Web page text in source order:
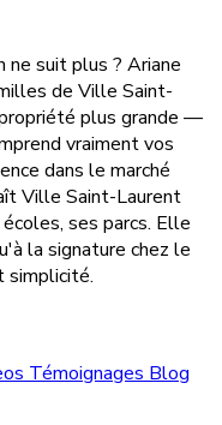
suit plus ? Ariane
de Ville Saint-
plus grande —
vraiment vos
dans le marché
Ville Saint-Laurent
ses parcs. Elle
la signature chez le
simplicité.
Témoignages Blog